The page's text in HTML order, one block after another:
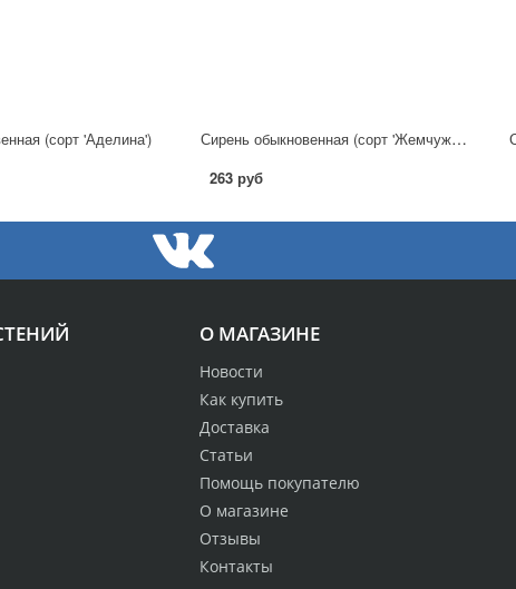
(сорт 'Аделина')
Сирень обыкновенная (сорт 'Жемчужина')
263 руб
О МАГАЗИНЕ
Новости
Как купить
Доставка
Статьи
Помощь покупателю
О магазине
Отзывы
Контакты